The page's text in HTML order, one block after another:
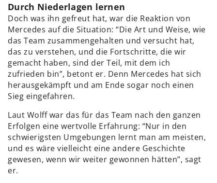
Durch Niederlagen lernen
Doch was ihn gefreut hat, war die Reaktion von
Mercedes auf die Situation: “Die Art und Weise, wie
das Team zusammengehalten und versucht hat,
das zu verstehen, und die Fortschritte, die wir
gemacht haben, sind der Teil, mit dem ich
zufrieden bin”, betont er. Denn Mercedes hat sich
herausgekämpft und am Ende sogar noch einen
Sieg eingefahren.
Laut Wolff war das für das Team nach den ganzen
Erfolgen eine wertvolle Erfahrung: “Nur in den
schwierigsten Umgebungen lernt man am meisten,
und es wäre vielleicht eine andere Geschichte
gewesen, wenn wir weiter gewonnen hätten”, sagt
er.